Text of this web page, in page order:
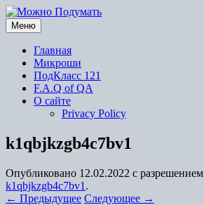
Перейти
к
содержимому
Меню
Главная
Микроши
ПодКласс 121
F.A.Q of QA
О сайте
Privacy Policy
k1qbjkzgb4c7bv1
Опубликовано 12.02.2022 с разрешением
k1qbjkzgb4c7bv1 .
← Предыдущее Следующее →